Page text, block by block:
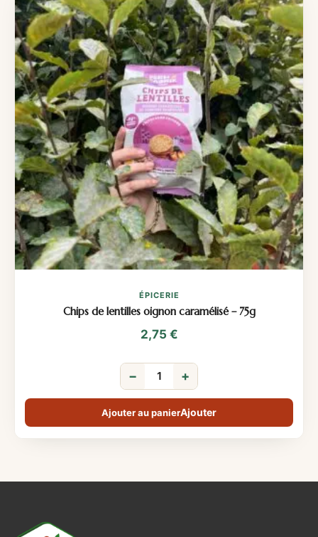
ÉPICERIE
Chips de lentilles oignon caramélisé – 75g
2,75 €
− +
Ajouter au panier